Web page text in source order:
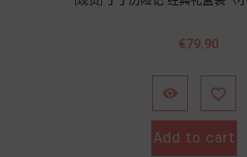
Price
€79.90
 
Add to cart